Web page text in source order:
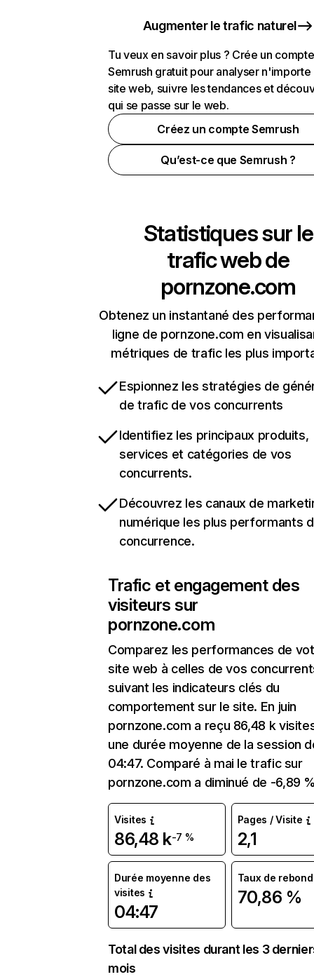
Augmenter le trafic naturel
Tu veux en savoir plus ? Crée un compte
Semrush gratuit pour analyser n'importe
site web, suivre les tendances et
qui se passe sur le web.
Créez un compte Semrush
Qu’est-ce que Semrush ?
Statistiques sur le
trafic web de
pornzone.com
Obtenez un instantané des
ligne de pornzone.com en
métriques de trafic les plus
Espionnez les stratégies de
de trafic de vos concurrents
Identifiez les principaux produits,
services et catégories de vos
concurrents.
Découvrez les canaux de
numérique les plus performants
concurrence.
Trafic et engagement des
visiteurs sur
pornzone.com
Comparez les performances de
site web à celles de vos
suivant les indicateurs clés du
comportement sur le site. En juin
pornzone.com a reçu 86,48 k
une durée moyenne de la session
04:47. Comparé à mai le trafic sur
pornzone.com a diminué de -6,89
Visites
86,48 k-7 %
Pages / Visite
2,1
Durée moyenne des
visites
04:47
Taux de rebond
70,86 %
Total des visites durant les 3
mois